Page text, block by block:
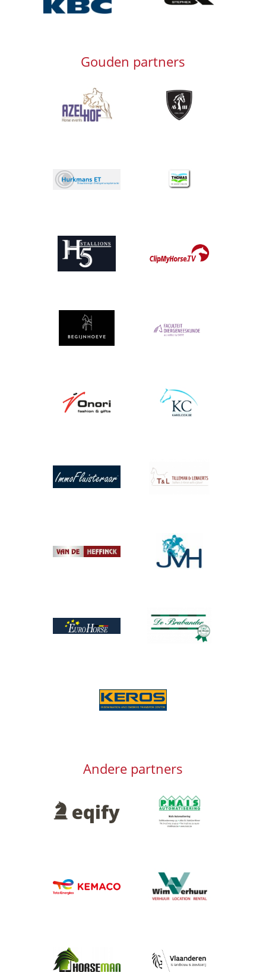
Gouden partners
Afbeelding Afbeelding
Afbeelding
Afbeelding
Afbeelding Afbeelding
Afbeelding Afbeelding
Afbeelding Afbeelding
Afbeelding
Afbeelding
Afbeelding
Afbeelding
Afbeelding
Andere partners
Afbeelding Afbeelding
Afbeelding
Afbeelding
Afbeelding Afbeelding